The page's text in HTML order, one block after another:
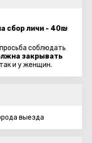
сбор личи - 40₪
соблюдать
закрывать
и у женщин.
выезда